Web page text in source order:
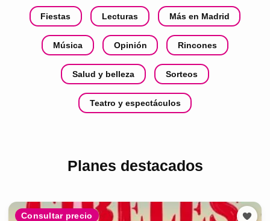
Fiestas Lecturas Más en Madrid
Música Opinión Rincones
Salud y belleza Sorteos
Teatro y espectáculos
Planes destacados
Consultar precio